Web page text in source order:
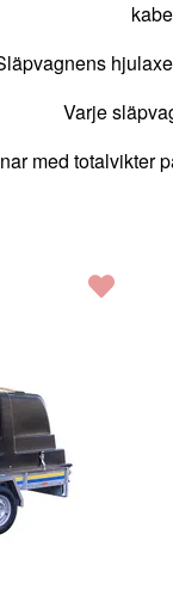
Varje
med totalvikter